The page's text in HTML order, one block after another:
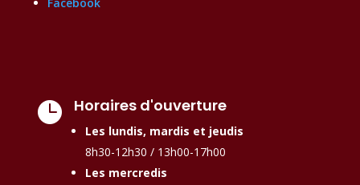
 Horaires d'ouverture
Les lundis, mardis et jeudis
8h30-12h30 / 13h00-17h00
Les mercredis